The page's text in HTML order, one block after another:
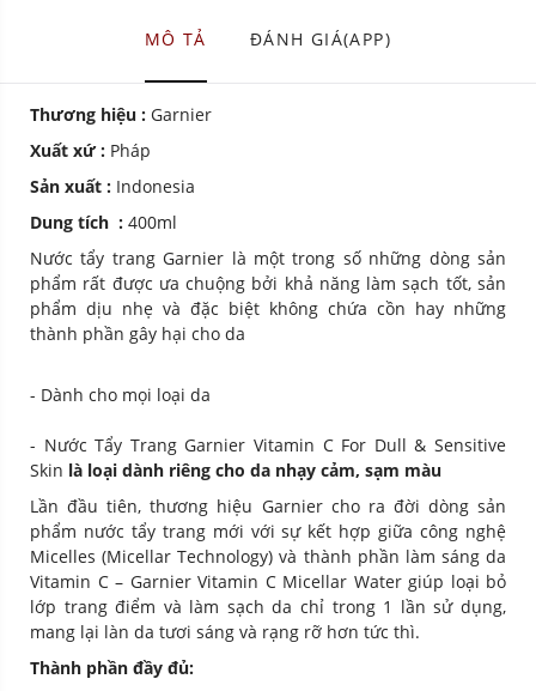
MÔ TẢ ĐÁNH GIÁ(APP)
Thương hiệu : Garnier
Xuất xứ : Pháp
Sản xuất : Indonesia
Dung tích : 400ml
Nước tẩy trang Garnier là một trong số những dòng sản
phẩm rất được ưa chuộng bởi khả năng làm sạch tốt, sản
phẩm dịu nhẹ và đặc biệt không chứa cồn hay những
thành phần gây hại cho da
- Dành cho mọi loại da
- Nước Tẩy Trang Garnier Vitamin C For Dull & Sensitive
Skin là loại dành riêng cho da nhạy cảm, sạm màu
Lần đầu tiên, thương hiệu Garnier cho ra đời dòng sản
phẩm nước tẩy trang mới với sự kết hợp giữa công nghệ
Micelles (Micellar Technology) và thành phần làm sáng da
Vitamin C – Garnier Vitamin C Micellar Water giúp loại bỏ
lớp trang điểm và làm sạch da chỉ trong 1 lần sử dụng,
mang lại làn da tươi sáng và rạng rỡ hơn tức thì.
Thành phần đầy đủ: